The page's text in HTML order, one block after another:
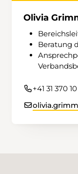
Olivia
Beratung
+41 31 370